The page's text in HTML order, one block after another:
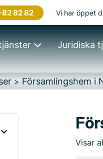
82 82 Vi har öppet
Juridiska
> Församlingshem i
Visar